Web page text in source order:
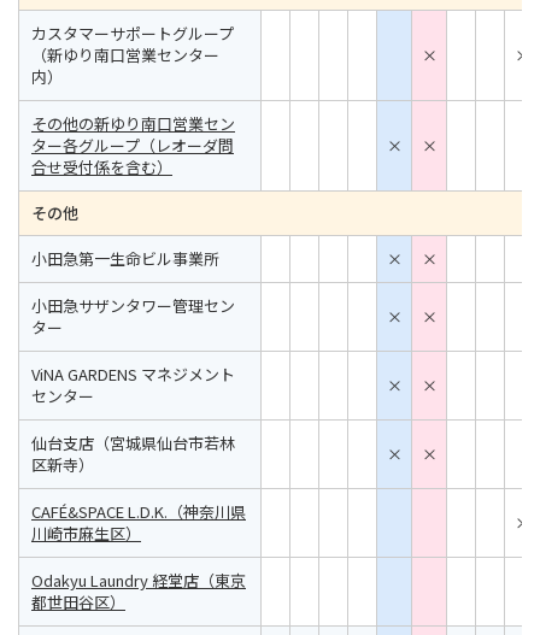
カスタマーサポートグループ
（新ゆり南口営業センター
内）
× ×
その他の新ゆり南口営業セン
ター各グループ（レオーダ問
合せ受付係を含む）
× ×
その他
小田急第一生命ビル事業所
× ×
小田急サザンタワー管理セン
ター
× ×
ViNA GARDENS マネジメント
センター
× ×
仙台支店（宮城県仙台市若林
区新寺）
× ×
CAFÉ&SPACE L.D.K.（神奈川県
川崎市麻生区）
×
Odakyu Laundry 経堂店（東京
都世田谷区）